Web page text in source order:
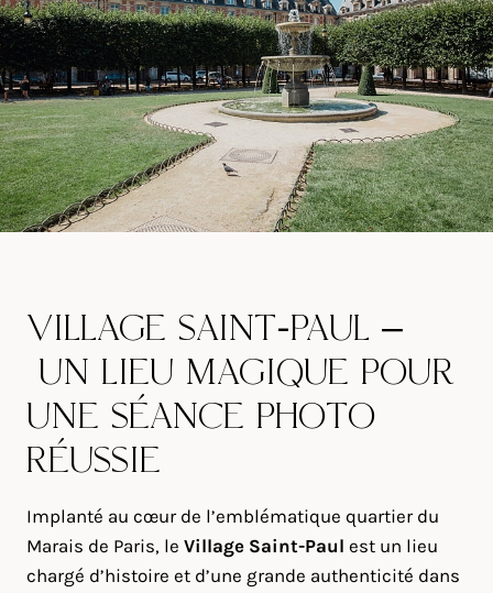
VILLAGE SAINT-PAUL –
UN LIEU MAGIQUE POUR
UNE SÉANCE PHOTO
RÉUSSIE
Implanté au cœur de l’emblématique quartier du
Marais de Paris, le Village Saint-Paul est un lieu
chargé d’histoire et d’une grande authenticité dans